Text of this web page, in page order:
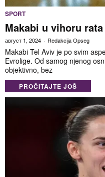
SPORT
Makabi u vihoru rata
август 1, 2024 Redakcija Opseg
Makabi Tel Aviv je po svim
Evrolige. Od samog njenog
objektivno, bez
PROČITAJTE JOŠ